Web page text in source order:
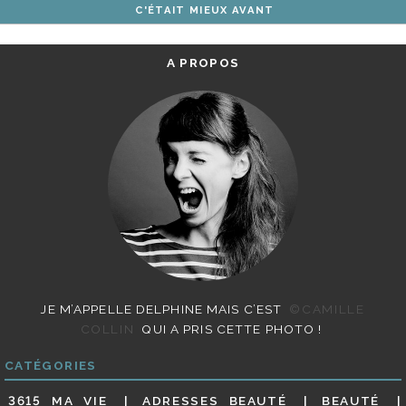
ARTICLES
C'ÉTAIT MIEUX AVANT
A PROPOS
JE M’APPELLE DELPHINE MAIS C’EST
©CAMILLE
COLLIN
QUI A PRIS CETTE PHOTO !
CATÉGORIES
3615 MA VIE ADRESSES BEAUTÉ BEAUTÉ